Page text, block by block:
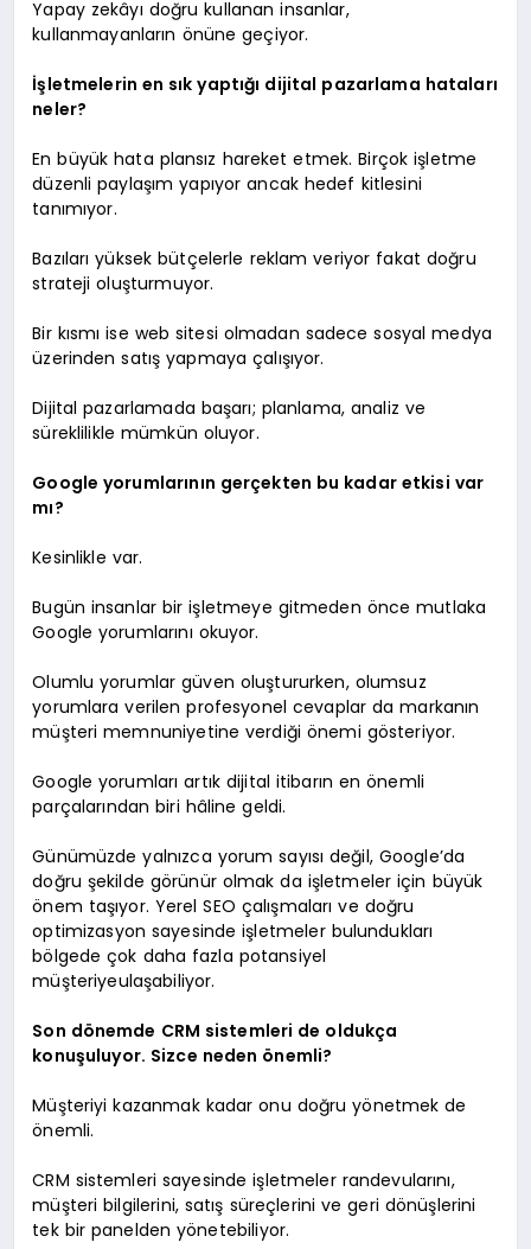
Yapay zekâyı doğru kullanan insanlar,
kullanmayanların önüne geçiyor.
İşletmelerin en sık yaptığı dijital pazarlama hataları
neler?
En büyük hata plansız hareket etmek. Birçok işletme
düzenli paylaşım yapıyor ancak hedef kitlesini
tanımıyor.
Bazıları yüksek bütçelerle reklam veriyor fakat doğru
strateji oluşturmuyor.
Bir kısmı ise web sitesi olmadan sadece sosyal medya
üzerinden satış yapmaya çalışıyor.
Dijital pazarlamada başarı; planlama, analiz ve
süreklilikle mümkün oluyor.
Google yorumlarının gerçekten bu kadar etkisi var
mı?
Kesinlikle var.
Bugün insanlar bir işletmeye gitmeden önce mutlaka
Google yorumlarını okuyor.
Olumlu yorumlar güven oluştururken, olumsuz
yorumlara verilen profesyonel cevaplar da markanın
müşteri memnuniyetine verdiği önemi gösteriyor.
Google yorumları artık dijital itibarın en önemli
parçalarından biri hâline geldi.
Günümüzde yalnızca yorum sayısı değil, Google’da
doğru şekilde görünür olmak da işletmeler için büyük
önem taşıyor. Yerel SEO çalışmaları ve doğru
optimizasyon sayesinde işletmeler bulundukları
bölgede çok daha fazla potansiyel
müşteriyeulaşabiliyor.
Son dönemde CRM sistemleri de oldukça
konuşuluyor. Sizce neden önemli?
Müşteriyi kazanmak kadar onu doğru yönetmek de
önemli.
CRM sistemleri sayesinde işletmeler randevularını,
müşteri bilgilerini, satış süreçlerini ve geri dönüşlerini
tek bir panelden yönetebiliyor.